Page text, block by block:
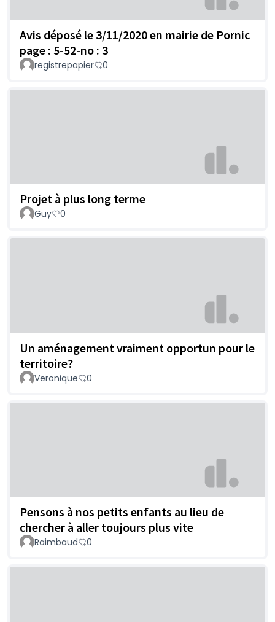
Avis déposé le 3/11/2020 en mairie de Pornic
page : 5-52-no : 3
registrepapier 0
Projet à plus long terme
Guy 0
Un aménagement vraiment opportun pour le
territoire?
Veronique 0
Pensons à nos petits enfants au lieu de
chercher à aller toujours plus vite
Raimbaud 0